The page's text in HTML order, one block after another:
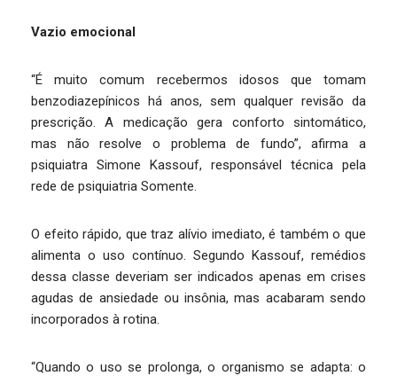
Vazio emocional
“É muito comum recebermos idosos que tomam
benzodiazepínicos há anos, sem qualquer revisão da
prescrição. A medicação gera conforto sintomático,
mas não resolve o problema de fundo”, afirma a
psiquiatra Simone Kassouf, responsável técnica pela
rede de psiquiatria Somente.
O efeito rápido, que traz alívio imediato, é também o que
alimenta o uso contínuo. Segundo Kassouf, remédios
dessa classe deveriam ser indicados apenas em crises
agudas de ansiedade ou insônia, mas acabaram sendo
incorporados à rotina.
“Quando o uso se prolonga, o organismo se adapta: o